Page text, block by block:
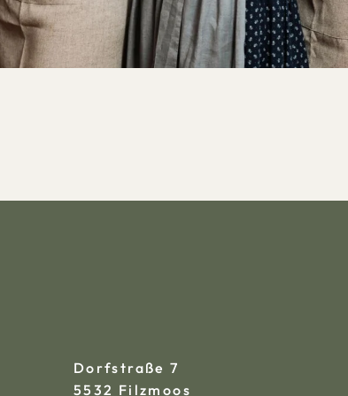
Dorfstraße 7
5532 Filzmoos